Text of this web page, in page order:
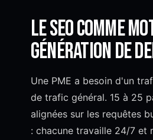
Le SEO comme
génération de
Une PME a besoin d'un
de trafic général. 15 à 25
alignées sur les requêtes
: chacune travaille 24/7 et